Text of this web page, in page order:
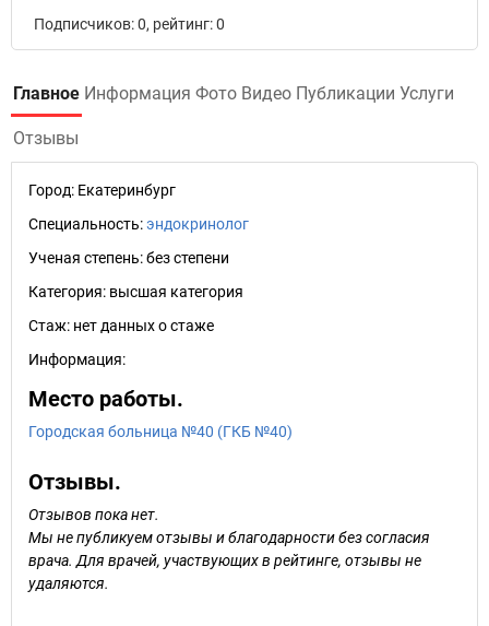
Подписчиков: 0, рейтинг: 0
Главное Информация Фото Видео Публикации Услуги
Отзывы
Город: Екатеринбург
Специальность:эндокринолог
Ученая степень:без степени
Категория: высшая категория
Стаж: нет данных о стаже
Информация:
Место работы.
Городская больница №40 (ГКБ №40)
Отзывы.
Отзывов пока нет.
Мы не публикуем отзывы и благодарности без согласия
врача. Для врачей, участвующих в рейтинге, отзывы не
удаляются.